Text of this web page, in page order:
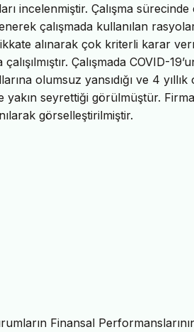
incelenmiştir. Çalışma
çalışmada kullanılan
alınarak çok kriterli karar
Çalışmada COVID-
olumsuz yansıdığı ve 4
yakın seyrettiği görülmüştür.
görselleştirilmiştir.
Finansal